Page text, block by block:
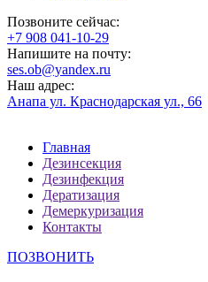
Позвоните сейчас:
‪+7 908 041-10-29
Напишите на почту:
ses.ob@yandex.ru
Наш адрес:
Анапа ул. Краснодарская ул., 66
Главная
Дезинсекция
Дезинфекция
Дератизация
Демеркуризация
Контакты
ПОЗВОНИТЬ